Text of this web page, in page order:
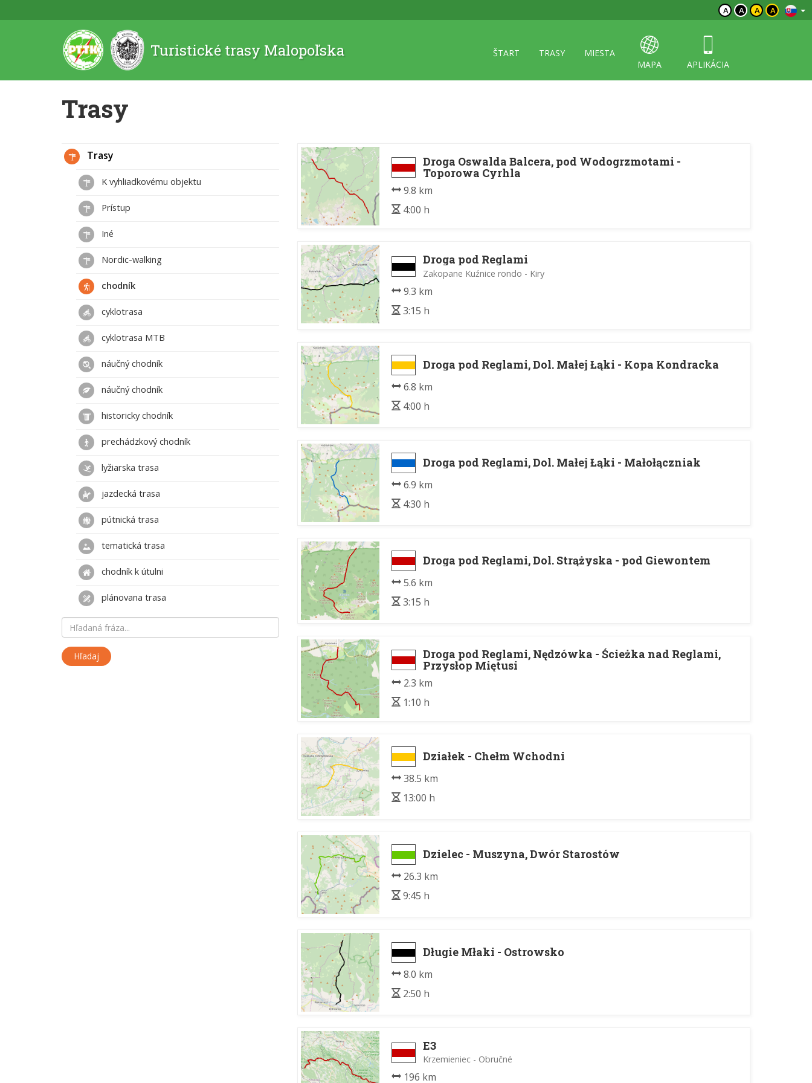
A A A A
Turistické trasy Malopoľska ŠTART TRASY
MIESTA
MAPA
APLIKÁCIA
Trasy
Droga Oswalda Balcera, pod Wodogrzmotami -
Toporowa Cyrhla
9.8 km
4:00 h
Droga pod Reglami
Zakopane Kuźnice rondo - Kiry
9.3 km
3:15 h
Droga pod Reglami, Dol. Małej Łąki - Kopa Kondracka
6.8 km
4:00 h
Droga pod Reglami, Dol. Małej Łąki - Małołączniak
6.9 km
4:30 h
Droga pod Reglami, Dol. Strążyska - pod Giewontem
5.6 km
3:15 h
Droga pod Reglami, Nędzówka - Ścieżka nad Reglami,
Przysłop Miętusi
2.3 km
1:10 h
Działek - Chełm Wchodni
38.5 km
13:00 h
Dzielec - Muszyna, Dwór Starostów
26.3 km
9:45 h
Długie Młaki - Ostrowsko
8.0 km
2:50 h
E3
Krzemieniec - Obručné
196 km
Trasy
K vyhliadkovému objektu
Prístup
Iné
Nordic-walking
chodník
cyklotrasa
cyklotrasa MTB
náučný chodník
náučný chodník
historicky chodník
prechádzkový chodník
lyžiarska trasa
jazdecká trasa
pútnická trasa
tematická trasa
chodník k útulni
plánovana trasa